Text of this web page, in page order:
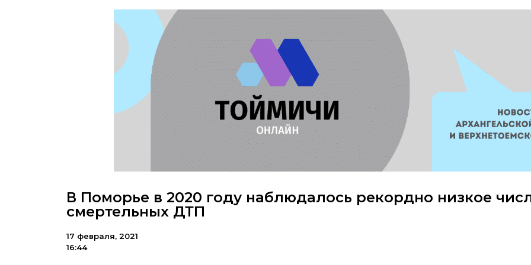
В Поморье в 2020 году наблюдалось рекордно низкое
смертельных ДТП
17 февраля, 2021
16:44